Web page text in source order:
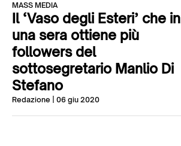
MASS MEDIA
Il ‘Vaso degli Esteri’ che in
una sera ottiene più
followers del
sottosegretario Manlio Di
Stefano
Redazione | 06 giu 2020